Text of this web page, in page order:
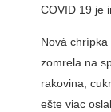
COVID 19 je
Nová chrípka
zomrela na
rakovina,
ešte viac